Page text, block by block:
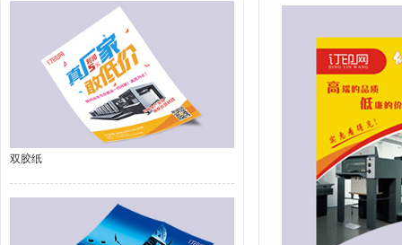
双胶纸